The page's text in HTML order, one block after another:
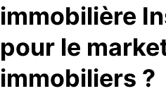
immobilière
pour le
immobiliers ?